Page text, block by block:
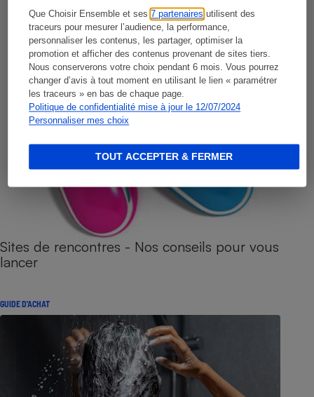
Que Choisir Ensemble et ses7 partenaires utilisent des
traceurs pour mesurer l’audience, la performance,
personnaliser les contenus, les partager, optimiser la
promotion et afficher des contenus provenant de sites tiers.
Nous conserverons votre choix pendant 6 mois. Vous pourrez
changer d’avis à tout moment en utilisant le lien « paramétrer
les traceurs » en bas de chaque page.
Politique de confidentialité mise à jour le 12/07/2024
Personnaliser mes choix
TOUT ACCEPTER & FERMER
Sites de rencontres - Nos conseils pour vous
lancer
GUIDE D'ACHAT